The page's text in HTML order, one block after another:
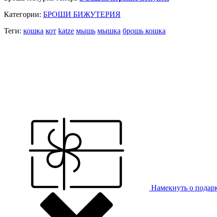
Категории: БРОШИ БИЖУТЕРИЯ
Теги: кошка кот katze мышь мышка брошь кошка
Намекнуть о